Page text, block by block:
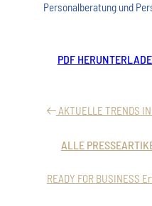
Personalberatung und
PDF
AKTUELLE TRENDS IN
ALLE
READY FOR BUSINESS